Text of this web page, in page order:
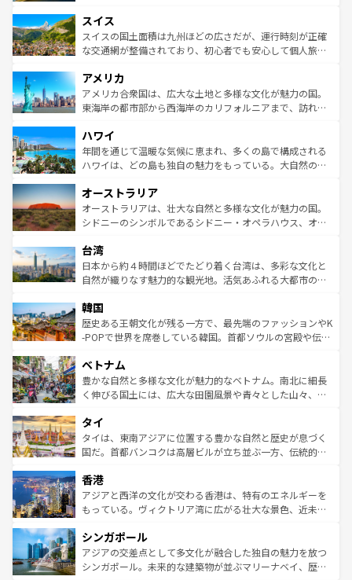
れる地方に足を運ぶとそれぞれで全く異なる文化を体験で
きるだろう。 なお、新着のフランス情報はコンテンツ一覧
を参照してほしい。
は、お酒好きな人にはぜひ体験してほしい。 なお、新着の
ドイツ情報はコンテンツ一覧を参照してほしい。
リアごとに異なる魅力がある。また、優雅なアフタヌーン
ティー、ビール好きにはたまらない英国パブ、サッカー観
戦など、本場だからこそできる体験も豊富。イギリスを旅
ンツ一覧を参照してほしい。
スイス
スイスの国土面積は九州ほどの広さだが、運行時刻が正確
な交通網が整備されており、初心者でも安心して個人旅行
の建物がそのまま残る町や、スイスならではのユニークな
博物館もあり、アルプス観光だけでなく町歩きも満喫する
ことができる。国民の所得が高いため物価も高いが、旅行
ば市内交通費無料で観光を楽しむこともできる。 なお、新
着のスイス情報はコンテンツ一覧 を参照してほしい。
アメリカ
アメリカ合衆国は、広大な土地と多様な文化が魅力の国。
東海岸の都市部から西海岸のカリフォルニアまで、訪れる
のような巨大都市は、観光、ショッピング、エンターテイ
ンメントが詰まった刺激的なスポットだ。一方、アメリカ
西部には大自然が広がり、グランドキャニオンやイエロー
部のニューオーリンズでは、音楽と美食が融合した独特の
文化が魅力。旅行者はアメリカの各地域で異なる魅力を楽
しみながら、その多様性と豊かな歴史を感じることができ
ならではの贅沢な旅のスタイルだ。 なお、新着のアメリカ
情報はコンテンツ一覧を参照してほしい。
ハワイ
年間を通じて温暖な気候に恵まれ、多くの島で構成される
ハワイは、どの島も独自の魅力をもっている。大自然の神
ワイ島は見逃せない。また、定番の観光地といえばオアフ
島だが、静かな自然を求めるならマウイ島やカウアイ島が
おすすめ。エメラルドグリーンに輝く海をはじめ、豊かな
れるおもてなしの心で訪れる人々を迎えてくれるハワイの
人々、おいしいローカルフードやハワイアンミュージッ
ク、伝統的なフラダンスなど、すべてがハワイの魅力を彩
ワイを、存分に味わってほしい。 なお、新着のハワイ情報
はコンテンツ一覧を参照してほしい。
オーストラリア
オーストラリアは、壮大な自然と多様な文化が魅力の国。
シドニーのシンボルであるシドニー・オペラハウス、オー
リアリーフや大陸中央部にそびえるウルル（エアーズロッ
ク）、タスマニアの美しい原生林やケアンズの熱帯雨林な
ど、見どころがたくさん。また、カフェやワイン、オージ
いる。アクティビティも充実しており、サーフィンやダイ
ビング、ハイキングなど、アウトドア好きにはたまらな
い。オーストラリアの多彩な魅力を存分に味わいつくそ
参照してほしい。
台湾
日本から約４時間ほどでたどり着く台湾は、多彩な文化と
自然が織りなす魅力的な観光地。活気あふれる大都市の台
ン）、静ひつな山岳地帯である台湾東部など、都市の喧騒
と山間の静けさが共存しており、訪れる人に新しい発見と
驚きをもたらしてくれる。また、奥深い台湾の食文化も魅
容にもいいと評判のスイーツなど、バラエティ豊かな料理
が味わえる。 なお、新着の台湾情報は コンテンツ一覧を参
照してほしい。
韓国
歴史ある王朝文化が残る一方で、最先端のファッションやK
-POPで世界を席巻している韓国。首都ソウルの宮殿や伝統
き、地方に足を延ばせば四季折々の自然美を楽しむことが
できる。そして、キムチや焼肉、絶品のストリートフード
まで、さまざまな韓国料理が待っている。夜には、韓国な
リティに包まれながら、韓国の多彩な魅力を心ゆくまで味
わってみてほしい。 なお、新着の韓国情報はコンテンツ一
覧を参照してほしい。
ベトナム
豊かな自然と多様な文化が魅力的なベトナム。南北に細長
く伸びる国土には、広大な田園風景や青々とした山々、世
急速な発展と共に伝統が息づく。ハノイの古い町並みやホ
ーチミン市のフランス統治時代の建物も、独特の雰囲気を
醸し出している。また、バラエティの豊かさとおいしさで
とつ。フォーやバインミー、ベトナムコーヒーなどは、ぜ
ひ現地で味わいたい。どの地域を訪れてもあたたかい人々
が旅行者を迎えてくれるので、きっと忘れられない旅にな
参照してほしい。
タイ
タイは、東南アジアに位置する豊かな自然と歴史が息づく
国だ。首都バンコクは高層ビルが立ち並ぶ一方、伝統的な
の活気が交差している。北部ではチェンマイなどの山岳地
帯で自然と触れ合い、南部ではプーケットやクラビの美し
いビーチでリゾート気分を楽しむことができる。タイ料理
激する。気候は一年中温暖で、どの季節にも異なる楽しみ
が待っている。親しみやすいタイの人々、仏教を中心とし
た文化、そして多様な観光資源が、訪れる旅人を魅了し続
香港
アジアと西洋の文化が交わる香港は、特有のエネルギーを
もっている。ヴィクトリア湾に広がる壮大な景色、近未来
み、どこを訪れても感動するはず。観光スポットが密集し
ており、効率よく見どころを回れるのも魅力。息をのむよ
うな絶景から文化的な体験まで、香港を存分に楽しみ尽く
シンガポール
アジアの交差点として多文化が融合した独自の魅力を放つ
シンガポール。未来的な建築物が並ぶマリーナベイ、歴史